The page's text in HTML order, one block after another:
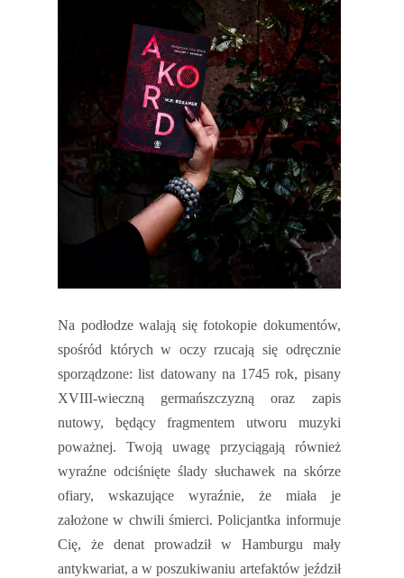
Na podłodze walają się fotokopie dokumentów,
spośród których w oczy rzucają się odręcznie
sporządzone: list datowany na 1745 rok, pisany
XVIII-wieczną germańszczyzną oraz zapis
nutowy, będący fragmentem utworu muzyki
poważnej. Twoją uwagę przyciągają również
wyraźne odciśnięte ślady słuchawek na skórze
ofiary, wskazujące wyraźnie, że miała je
założone w chwili śmierci. Policjantka informuje
Cię, że denat prowadził w Hamburgu mały
antykwariat, a w poszukiwaniu artefaktów jeździł